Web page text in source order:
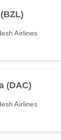
Airlines
(DAC)
Airlines